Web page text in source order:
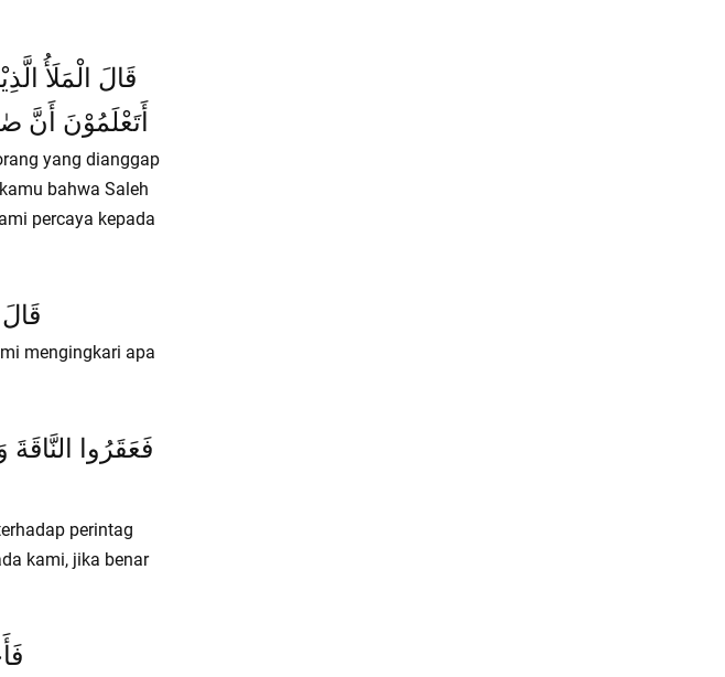
قَالَ الْمَلَأُ
أَتَعْلَمُوْنَ أَنَّ
yang dianggap
bahwa Saleh
percaya kepada
mengingkari apa
فَعَقَرُوا
perintag
kami, jika benar